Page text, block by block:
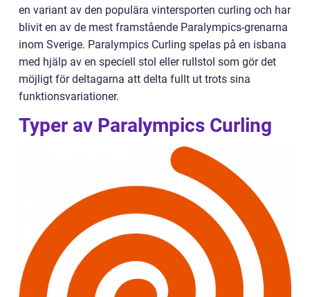
en variant av den populära vintersporten curling och har
blivit en av de mest framstående Paralympics-grenarna
inom Sverige. Paralympics Curling spelas på en isbana
med hjälp av en speciell stol eller rullstol som gör det
möjligt för deltagarna att delta fullt ut trots sina
funktionsvariationer.
Typer av Paralympics Curling